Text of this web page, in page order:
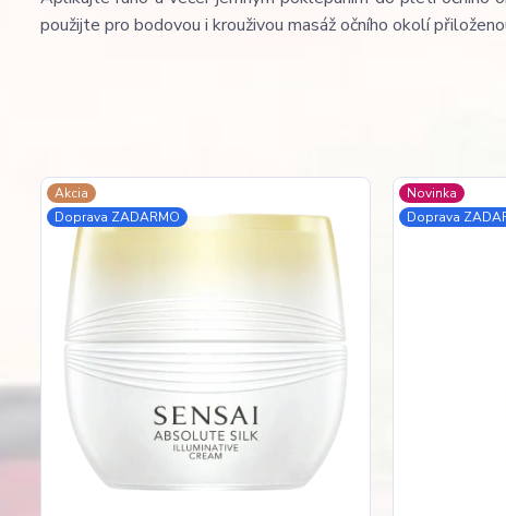
použijte pro bodovou i krouživou masáž očního okolí
Akcia
Doprava ZADARMO
Novinka
Doprava